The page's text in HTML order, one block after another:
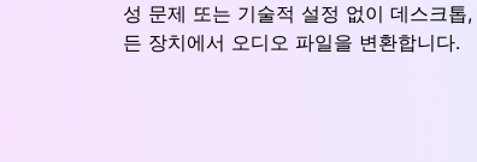
성 문제 또는 기술적 설정 없이 데스크
든 장치에서 오디오 파일을 변환합니다.